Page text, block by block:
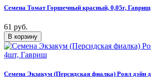
Семена Томат Горшечный красный, 0,05г,
61 руб.
Семена Экзакум (Персидская фиалка) Роял дэйн